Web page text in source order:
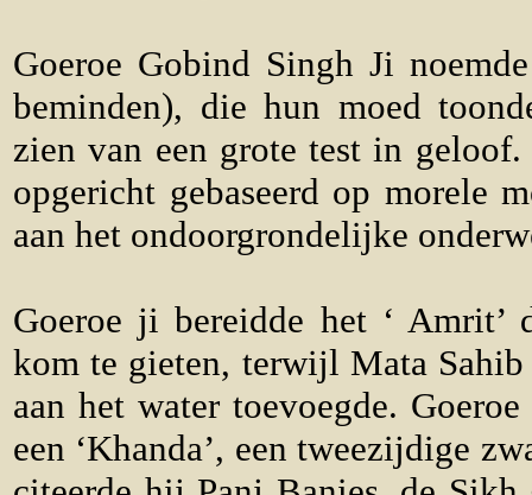
Goeroe Gobind Singh Ji
beminden), die hun moed
zien van een grote test in
opgericht gebaseerd op morele
aan het ondoorgrondelijke
Goeroe ji bereidde het ‘ Amrit’
kom te gieten, terwijl Mata
aan het water toevoegde.
een ‘Khanda’, een tweezijdige